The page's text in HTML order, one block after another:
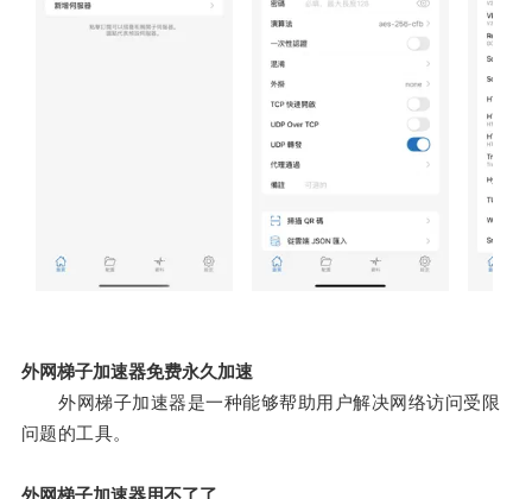
外网梯子加速器免费永久加速
外网梯子加速器是一种能够帮助用户解决网络访问受限
问题的工具。